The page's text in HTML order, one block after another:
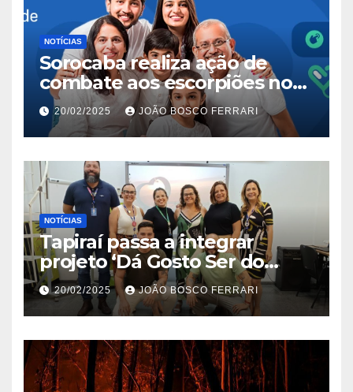
NOTÍCIAS
Sorocaba realiza ação de
combate aos escorpiões no
Jardim São Carlos
20/02/2025 JOÃO BOSCO FERRARI
NOTÍCIAS
Tapiraí passa a integrar
projeto ‘Dá Gosto Ser do
Ribeira’ | ASN São Paulo
20/02/2025 JOÃO BOSCO FERRARI